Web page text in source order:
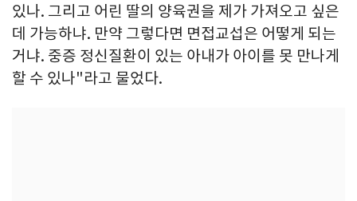
있나. 그리고 어린 딸의 양육권을 제가 가져오고 싶은
데 가능하냐. 만약 그렇다면 면접교섭은 어떻게 되는
거냐. 중증 정신질환이 있는 아내가 아이를 못 만나게
할 수 있나"라고 물었다.